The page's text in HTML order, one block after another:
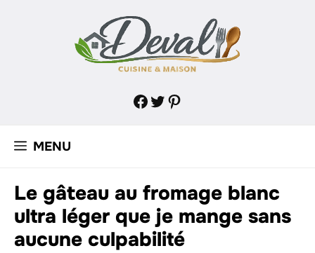
Facebook
Twitter
Pinterest
MENU
Le gâteau au fromage blanc
ultra léger que je mange sans
aucune culpabilité